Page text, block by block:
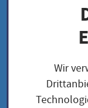
Stadtbücherei
Unser Saatgut:
Fruchtgemüse
Rote Ribisel
Wir